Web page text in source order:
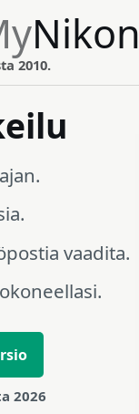
Nikon
2010.
vaadita.
2026